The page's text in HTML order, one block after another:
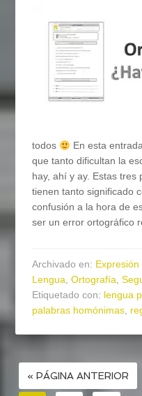
todos
En esta
que tanto dificultan la
hay, ahí y ay. Estas tres
tienen tanto significado
confusión a la hora de
ser un error ortográfico
Archivado en:
Lengua,Ortografía,
Etiquetado con: lengua
palabras homónimas,
« PÁGINA ANTERIOR